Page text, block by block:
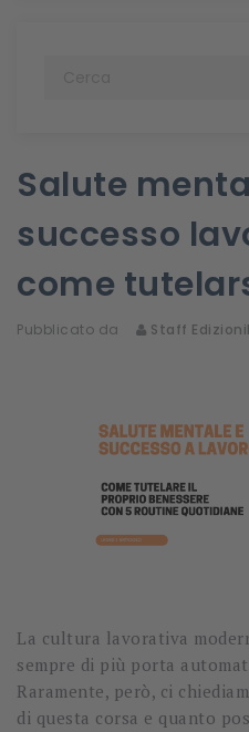
Salute
successo
come
Pubblicato da Staff
La cultura lavorativa
sempre di più porta
Raramente, però, ci
di questa corsa e quanto